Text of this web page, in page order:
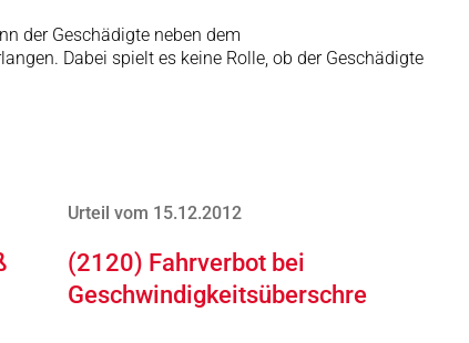
der Geschädigte neben dem
Dabei spielt es keine Rolle, ob der Geschädigte
Urteil vom 15.12.2012
(2120) Fahrverbot bei
Geschwindigkeitsüberschreitung